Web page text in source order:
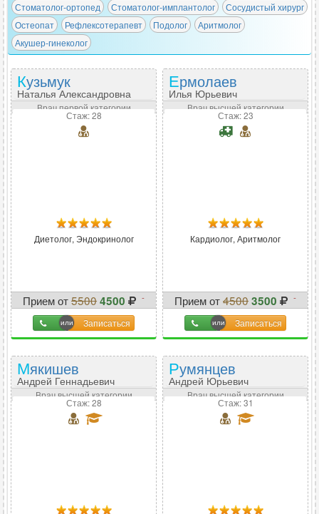
Стоматолог-ортопед
Стоматолог-имплантолог
Сосудистый хирург
Остеопат
Рефлексотерапевт Подолог
Аритмолог
Акушер-гинеколог
Кузьмук
Наталья Александровна
Врач первой категории
Стаж: 28
Диетолог, Эндокринолог
Прием от55004500 -
18%
Записаться
Ермолаев
Илья Юрьевич
Врач высшей категории
Стаж: 23
Кардиолог, Аритмолог
Прием от45003500 -
22%
Записаться
Мякишев
Андрей Геннадьевич
Врач высшей категории
Стаж: 28
Румянцев
Андрей Юрьевич
Врач высшей категории
Стаж: 31